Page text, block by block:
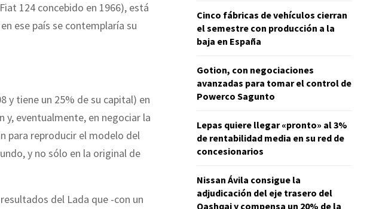
124 concebido en 1966), está
ese país se contemplaría su
y tiene un 25% de su capital) en
y, eventualmente, en negociar la
para reproducir el modelo del
y no sólo en la original de
del Lada que -con un
Cinco fábricas de vehículos cierran
el semestre con producción a la
baja en España
Gotion, con negociaciones
avanzadas para tomar el control de
Powerco Sagunto
Lepas quiere llegar «pronto» al 3%
de rentabilidad media en su red de
concesionarios
Nissan Ávila consigue la
adjudicación del eje trasero del
Qashqai y compensa un 20% de la